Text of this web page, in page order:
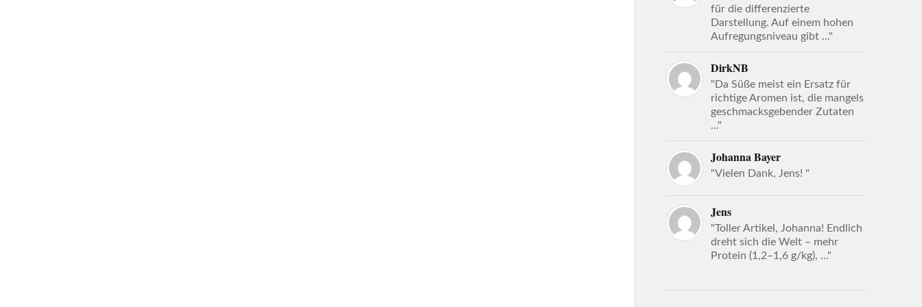
für die differenzierte
Darstellung. Auf einem hohen
Aufregungsniveau gibt ..."
DirkNB
"Da Süße meist ein Ersatz für
richtige Aromen ist, die mangels
geschmacksgebender Zutaten
..."
Johanna Bayer
"Vielen Dank, Jens! "
Jens
"Toller Artikel, Johanna! Endlich
dreht sich die Welt – mehr
Protein (1,2–1,6 g/kg), ..."